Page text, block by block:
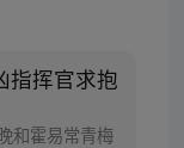
指挥官求抱
和霍易常青梅